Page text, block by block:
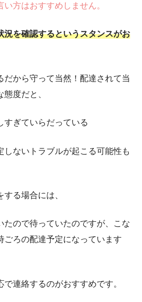
い方はおすすめしません。
況を確認するというスタンスがお
だから守って当然！配達されて当
度だと、
すぎていらだっている
しないトラブルが起こる可能性も
る場合には、
たので待っていたのですが、こな
ごろの配達予定になっています
で連絡するのがおすすめです。